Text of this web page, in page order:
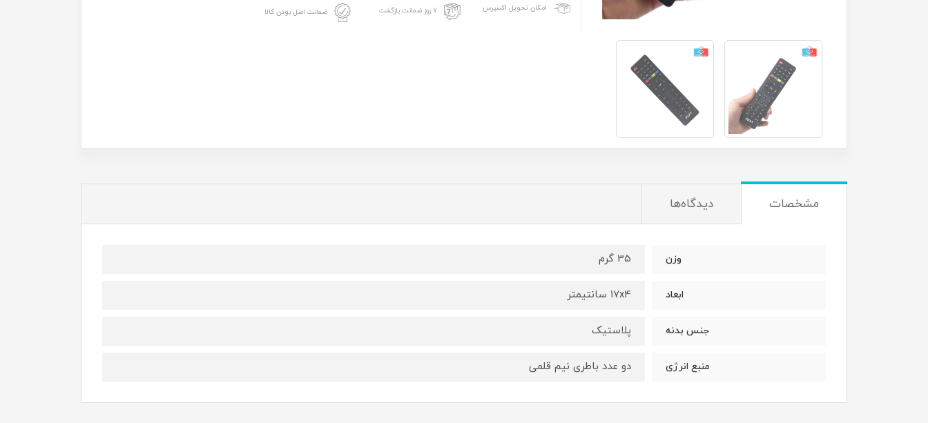
امکان تحویل اکسپرس ۷ روز ضمانت بازگشت ضمانت اصل بودن کالا
مشخصات دیدگاه‌ها
وزن 35 گرم
ابعاد 17x4 سانتیمتر
جنس بدنه پلاستیک
منبع انرژی دو عدد باطری نیم قلمی